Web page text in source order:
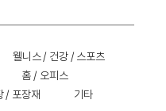
웰니스 / 건강 / 스포츠
홈 / 오피스
/ 포장재 기타